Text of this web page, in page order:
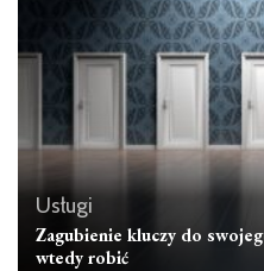
Usługi
Zagubienie kluczy do
wtedy robić